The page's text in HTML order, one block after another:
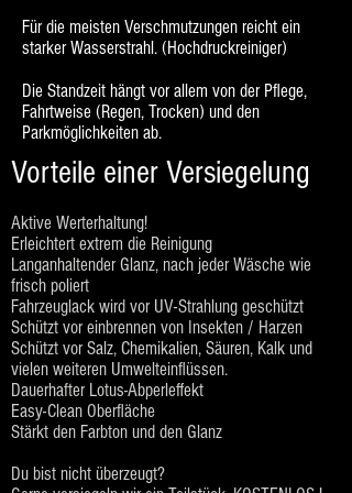
Für die meisten Verschmutzungen reicht ein
starker Wasserstrahl. (Hochdruckreiniger)
Die Standzeit hängt vor allem von der Pflege,
Fahrtweise (Regen, Trocken) und den
Parkmöglichkeiten ab.
Vorteile einer Versiegelung
Aktive Werterhaltung!
Erleichtert extrem die Reinigung
Langanhaltender Glanz, nach jeder Wäsche wie
frisch poliert
Fahrzeuglack wird vor UV-Strahlung geschützt
Schützt vor einbrennen von Insekten / Harzen
Schützt vor Salz, Chemikalien, Säuren, Kalk und
vielen weiteren Umwelteinflüssen.
Dauerhafter Lotus-Abperleffekt
Easy-Clean Oberfläche
Stärkt den Farbton und den Glanz
Du bist nicht überzeugt?